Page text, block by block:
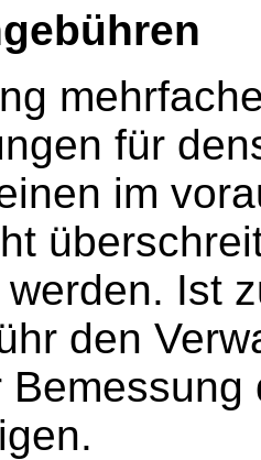
für
im
Ist
den